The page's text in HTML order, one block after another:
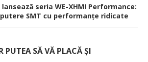
seria WE-XHMI Performance:
SMT cu performanțe ridicate
PUTEA SĂ VĂ PLACĂ ȘI